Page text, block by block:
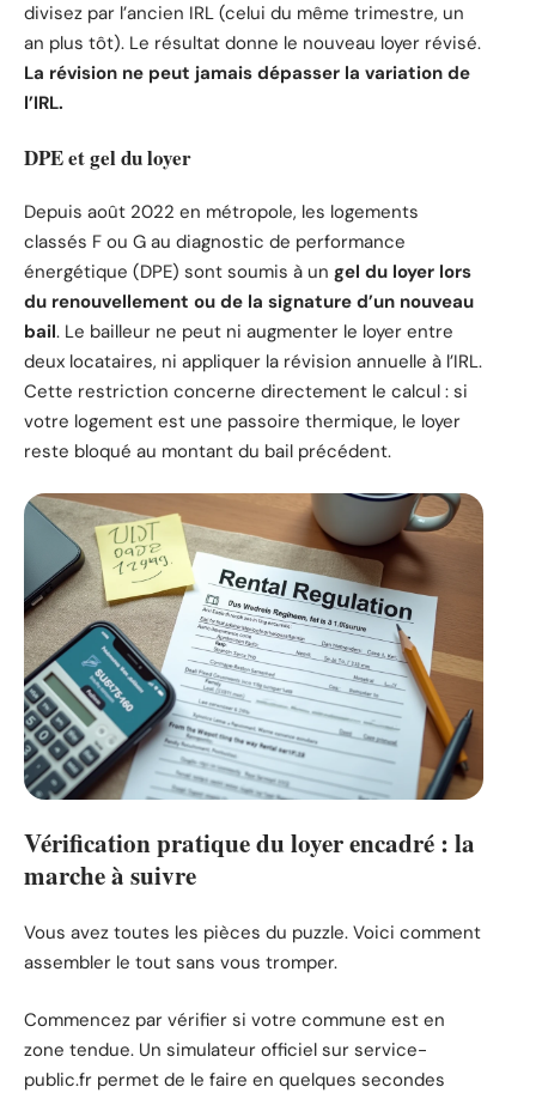
divisez par l’ancien IRL (celui du même trimestre, un
an plus tôt). Le résultat donne le nouveau loyer révisé.
La révision ne peut jamais dépasser la variation de
l’IRL.
DPE et gel du loyer
Depuis août 2022 en métropole, les logements
classés F ou G au diagnostic de performance
énergétique (DPE) sont soumis à un gel du loyer lors
du renouvellement ou de la signature d’un nouveau
bail. Le bailleur ne peut ni augmenter le loyer entre
deux locataires, ni appliquer la révision annuelle à l’IRL.
Cette restriction concerne directement le calcul : si
votre logement est une passoire thermique, le loyer
reste bloqué au montant du bail précédent.
Vérification pratique du loyer encadré : la
marche à suivre
Vous avez toutes les pièces du puzzle. Voici comment
assembler le tout sans vous tromper.
Commencez par vérifier si votre commune est en
zone tendue. Un simulateur officiel sur service-
public.fr permet de le faire en quelques secondes